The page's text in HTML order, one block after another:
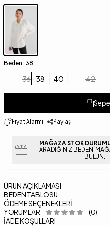
Beden : 38
36 38 40 42
Fiyat Alarmı Paylaş
MAĞAZA STOK
ARADIĞINIZ BEDENI
BULUN.
ÜRÜN AÇIKLAMASI
BEDEN TABLOSU
ÖDEME SEÇENEKLERI
YORUMLAR
(0)
İADE KOŞULLARI